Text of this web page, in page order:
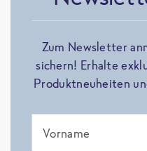
Zum Newsletter
sichern! Erhalte
Produktneuheiten
Vorname